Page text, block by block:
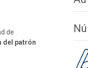
de
del patrón